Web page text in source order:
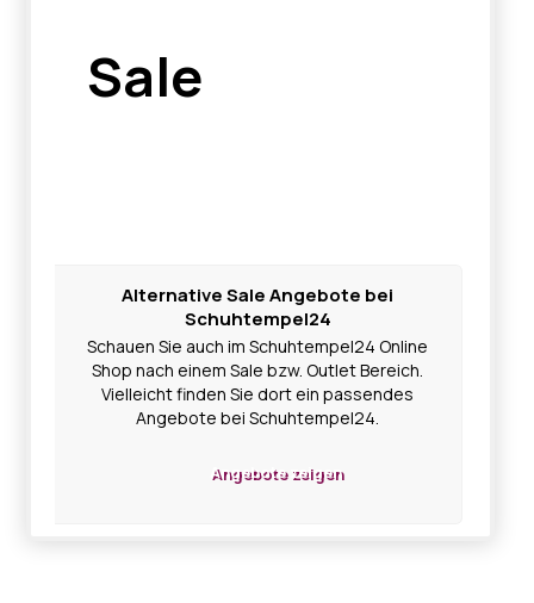
Sale
Alternative Sale Angebote bei
Schuhtempel24
Schauen Sie auch im Schuhtempel24 Online
Shop nach einem Sale bzw. Outlet Bereich.
Vielleicht finden Sie dort ein passendes
Angebote bei Schuhtempel24.
Angebote zeigen